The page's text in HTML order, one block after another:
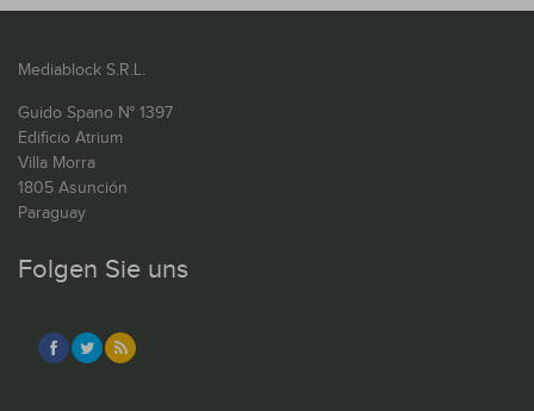
Mediablock S.R.L.
Guido Spano N° 1397
Edificio Atrium
Villa Morra
1805 Asunción
Paraguay
Folgen Sie uns